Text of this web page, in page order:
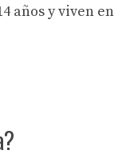
años y viven en